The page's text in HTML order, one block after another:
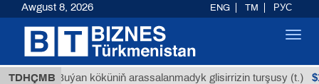
TDHÇMB
Buýan köküniň arassalanmadyk glisirrizin turşusy (t.)
Awgust 8, 2026 ENG TM РУС